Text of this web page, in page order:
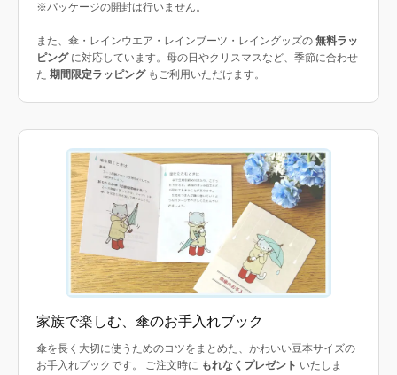
※パッケージの開封は行いません。
また、傘・レインウエア・レインブーツ・レイングッズの 無料ラッ
ピングに対応しています。母の日やクリスマスなど、季節に合わせ
た 期間限定ラッピングもご利用いただけます。
家族で楽しむ、傘のお手入れブック
傘を長く大切に使うためのコツをまとめた、かわいい豆本サイズの
お手入れブックです。 ご注文時に もれなくプレゼント いたしま